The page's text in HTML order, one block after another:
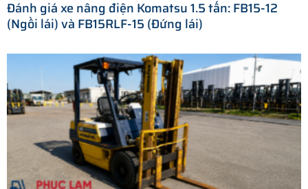
Đánh giá xe nâng điện Komatsu 1.5 tấn: FB15-12
(Ngồi lái) và FB15RLF-15 (Đứng lái)